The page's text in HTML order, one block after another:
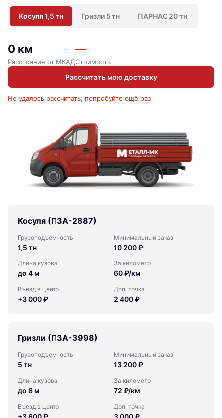
Косуля 1,5 тн Гризли 5 тн ПАРНАС 20 тн
0 км
Расстояние от МКАД
—
Стоимость
Рассчитать мою доставку
Не удалось рассчитать, попробуйте ещё раз
Косуля (ПЗА-2887)
Грузоподъемность
1,5 тн
Минимальный заказ
10 200 ₽
Длина кузова
до 4 м
За километр
60 ₽/км
Въезд в центр
+3 000 ₽
Доп. точка
2 400 ₽
Гризли (ПЗА-3998)
Грузоподъемность
5 тн
Минимальный заказ
13 200 ₽
Длина кузова
до 6 м
За километр
72 ₽/км
Въезд в центр Доп. точка